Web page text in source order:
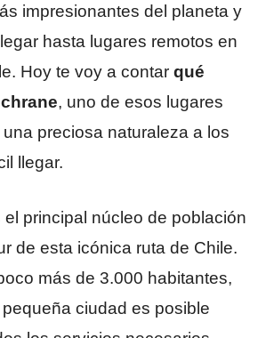
impresionantes del planeta y
hasta lugares remotos en
Hoy te voy a contar qué
, uno de esos lugares
preciosa naturaleza a los
llegar.
principal núcleo de población
de esta icónica ruta de Chile.
más de 3.000 habitantes,
ciudad es posible